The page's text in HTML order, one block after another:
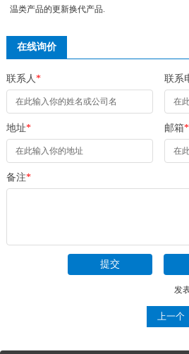
温类产品的更新换代产品.
在线询价
联系人* 联系
地址* 邮箱*
备注*
发
上一个